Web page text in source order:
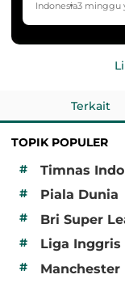
HYDROPLUS
Indonesia3 minggu
Terkait
TOPIK POPULER
#
Timnas
# Piala Dunia
# Bri Super
# Liga Inggris
# Manchester